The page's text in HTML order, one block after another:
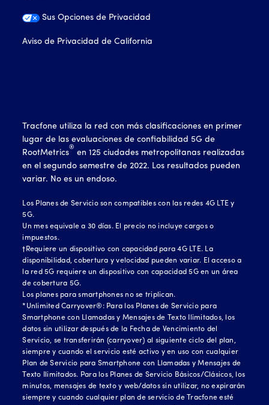
Sus Opciones de Privacidad
Aviso de Privacidad de California
Tracfone utiliza la red con más clasificaciones en primer
lugar de las evaluaciones de confiabilidad 5G de
RootMetrics
®
en 125 ciudades metropolitanas realizadas
en el segundo semestre de 2022. Los resultados pueden
variar. No es un endoso.
Los Planes de Servicio son compatibles con las redes 4G LTE y
5G.
Un mes equivale a 30 días. El precio no incluye cargos o
impuestos.
†Requiere un dispositivo con capacidad para 4G LTE. La
disponibilidad, cobertura y velocidad pueden variar. El acceso a
la red 5G requiere un dispositivo con capacidad 5G en un área
de cobertura 5G.
Los planes para smartphones no se triplican.
*Unlimited Carryover®: Para los Planes de Servicio para
Smartphone con Llamadas y Mensajes de Texto Ilimitados, los
datos sin utilizar después de la Fecha de Vencimiento del
Servicio, se transferirán (carryover) al siguiente ciclo del plan,
siempre y cuando el servicio esté activo y en uso con cualquier
Plan de Servicio para Smartphone con Llamadas y Mensajes de
Texto Ilimitados. Para los Planes de Servicio Básicos/Clásicos, los
minutos, mensajes de texto y web/datos sin utilizar, no expirarán
siempre y cuando cualquier plan de servicio de Tracfone esté